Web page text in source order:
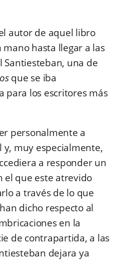
autor de aquel libro
hasta llegar a las
Santiesteban, una de
que se iba
para los escritores más
personalmente a
y, muy especialmente,
a responder un
el que este atrevido
a través de lo que
dicho respecto al
en la
de contrapartida, a las
dejara ya